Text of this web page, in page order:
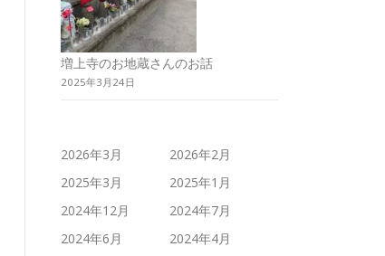
増上寺のお地蔵さんのお話
2025年3月24日
2026年3月
2026年2月
2025年3月
2025年1月
2024年12月
2024年7月
2024年6月
2024年4月